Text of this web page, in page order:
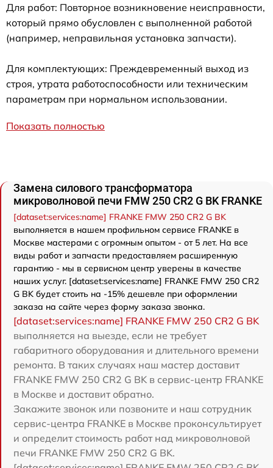
Для работ: Повторное возникновение неисправности,
который прямо обусловлен с выполненной работой
(например, неправильная установка запчасти).
Для комплектующих: Преждевременный выход из
строя, утрата работоспособности или техническим
параметрам при нормальном использовании.
Показать полностью
Замена силового трансформатора
микроволновой печи FMW 250 CR2 G BK FRANKE
[dataset:services:name] FRANKE FMW 250 CR2 G BK
выполняется в нашем профильном сервисе FRANKE в
Москве мастерами с огромным опытом - от 5 лет. На все
виды работ и запчасти предоставляем расширенную
гарантию - мы в сервисном центр уверены в качестве
наших услуг. [dataset:services:name] FRANKE FMW 250 CR2
G BK будет стоить на -15% дешевле при оформлении
заказа на сайте через форму заказа звонка.
[dataset:services:name] FRANKE FMW 250 CR2 G BK
выполняется на выезде, если не требует
габаритного оборудования и длительного времени
ремонта. В таких случаях наш мастер доставит
FRANKE FMW 250 CR2 G BK в сервис-центр FRANKE
в Москве и доставит обратно.
Закажите звонок или позвоните и наш сотрудник
сервис-центра FRANKE в Москве проконсультирует
и определит стоимость работ над микроволновой
печи FRANKE FMW 250 CR2 G BK.